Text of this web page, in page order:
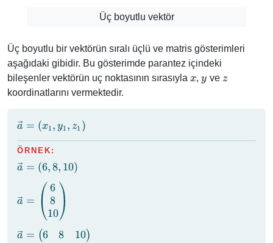
Üç boyutlu vektör
Üç boyutlu bir vektörün sıralı üçlü ve matris gösterimleri
aşağıdaki gibidir. Bu gösterimde parantez içindeki
bileşenler vektörün uç noktasının sırasıyla x
x, y
y ve z
z
koordinatlarını vermektedir.
\vec{a}
= (x_1,
y_1,
z_1)
a = (x1 , y1 , z1 )
ÖRNEK:
\vec{a}
= (6, 8,
a = (6,8, 10)
\vec{a} =
\begin{pmatrix}
6 \\ 8 \\ 10
\end{pmatrix}
a =
6
8
10
\vec{a} =
a = (6 8 10)